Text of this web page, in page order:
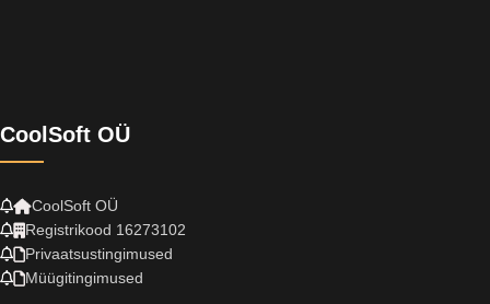
CoolSoft OÜ
CoolSoft OÜ
Registrikood 16273102
Privaatsustingimused
Müügitingimused